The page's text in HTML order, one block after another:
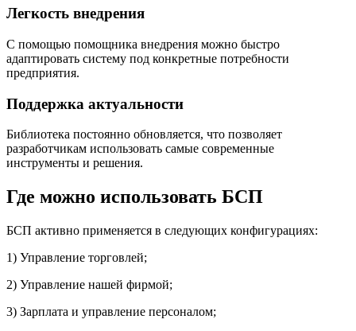
Легкость внедрения
С помощью помощника внедрения можно быстро
адаптировать систему под конкретные потребности
предприятия.
Поддержка актуальности
Библиотека постоянно обновляется, что позволяет
разработчикам использовать самые современные
инструменты и решения.
Где можно использовать БСП
БСП активно применяется в следующих конфигурациях:
1) Управление торговлей;
2) Управление нашей фирмой;
3) Зарплата и управление персоналом;